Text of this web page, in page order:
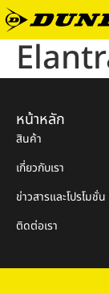
หน้าหลัก
สินค้า
เกี่ยวกับเรา
ข่าวสารและโปรโมชั่น
ติดต่อเรา